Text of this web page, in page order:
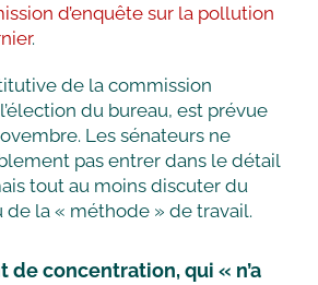
d’enquête sur la pollution
.
de la commission
du bureau, est prévue
Les sénateurs ne
pas entrer dans le détail
tout au moins discuter du
de la « méthode » de travail.
de concentration, qui « n’a